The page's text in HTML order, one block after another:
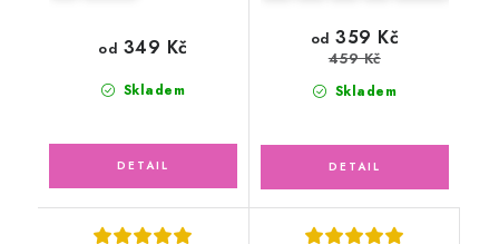
Skladem
od 349 Kč
Skladem
od 359 Kč
459 Kč